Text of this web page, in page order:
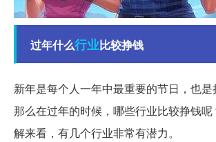
过年什么行业比较挣钱
新年是每个人一年中最重要的节日，也是
那么在过年的时候，哪些行业比较挣钱呢
解来看，有几个行业非常有潜力。